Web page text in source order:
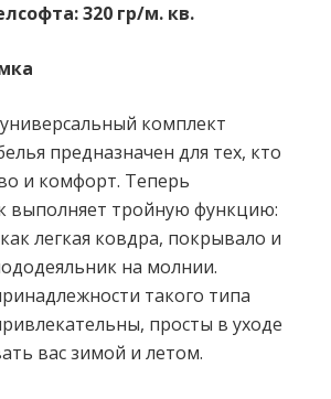
320 гр/м. кв.
комплект
предназначен для тех, кто
и комфорт. Теперь
выполняет тройную функцию:
легкая ковдра, покрывало и
на молнии.
такого типа
просты в уходе
вас зимой и летом.